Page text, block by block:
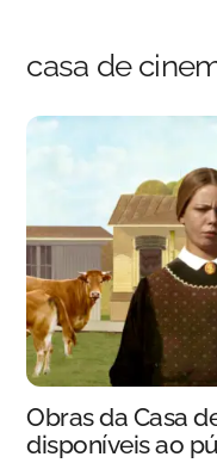
content
casa de
Obras da Casa
disponíveis ao